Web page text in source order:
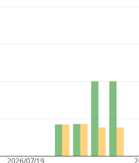
2026/07/19